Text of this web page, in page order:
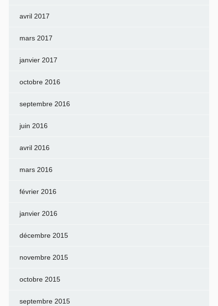
avril 2017
mars 2017
janvier 2017
octobre 2016
septembre 2016
juin 2016
avril 2016
mars 2016
février 2016
janvier 2016
décembre 2015
novembre 2015
octobre 2015
septembre 2015